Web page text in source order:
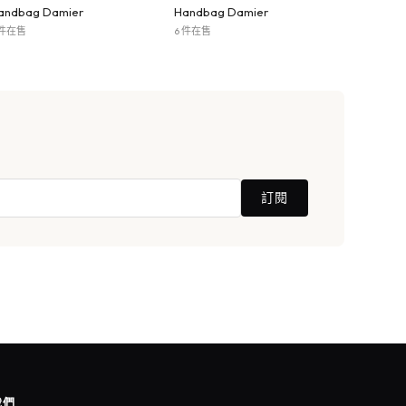
Damier
在售
Handbag Damier
6 件在售
訂閱